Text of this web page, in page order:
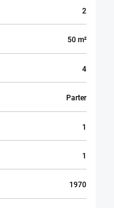
2
50 m²
4
Parter
1
1
1970